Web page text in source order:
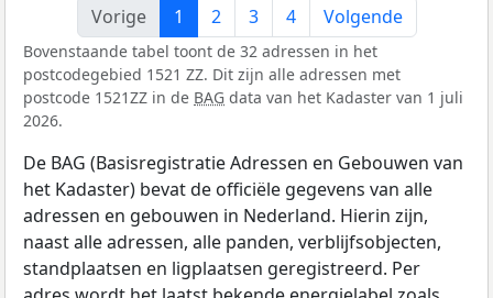
Vorige
1 2 3 4 Volgende
Bovenstaande tabel toont de 32 adressen in het
postcodegebied 1521 ZZ. Dit zijn alle adressen met
postcode 1521ZZ in de BAG data van het Kadaster van 1 juli
2026.
De BAG (Basisregistratie Adressen en Gebouwen van
het Kadaster) bevat de officiële gegevens van alle
adressen en gebouwen in Nederland. Hierin zijn,
naast alle adressen, alle panden, verblijfsobjecten,
standplaatsen en ligplaatsen geregistreerd. Per